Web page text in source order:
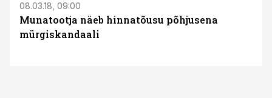
08.03.18, 09:00
Munatootja näeb hinnatõusu põhjusena
mürgiskandaali